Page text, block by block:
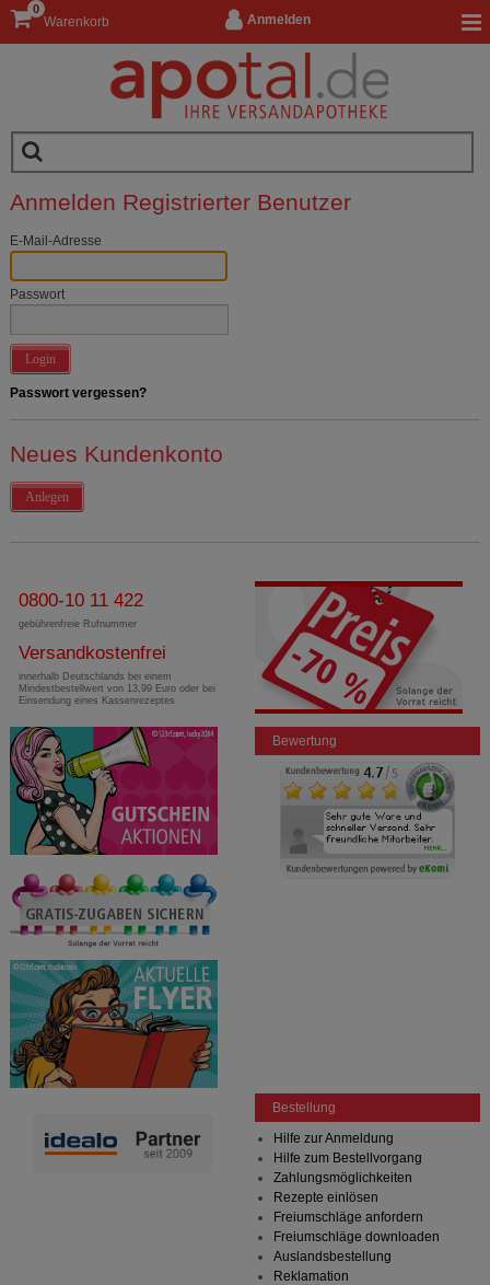
Anmelden
Warenkorb
0
Anmelden Registrierter Benutzer
E-Mail-Adresse
Passwort
Login
Passwort vergessen?
Neues Kundenkonto
Anlegen
0800-10 11 422
gebührenfreie Rufnummer
Versandkostenfrei
innerhalb Deutschlands bei einem
Mindestbestellwert von 13,99 Euro oder bei
Einsendung eines Kassenrezeptes
Bewertung
Bestellung
Hilfe zur Anmeldung
Hilfe zum Bestellvorgang
Zahlungsmöglichkeiten
Rezepte einlösen
Freiumschläge anfordern
Freiumschläge downloaden
Auslandsbestellung
Reklamation